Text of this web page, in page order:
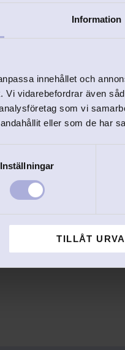
Information
innehållet och
vidarebefordrar även
som vi
eller som de har
Inställningar
TILLÅT
cm
passar mindre
Lägg till i
749